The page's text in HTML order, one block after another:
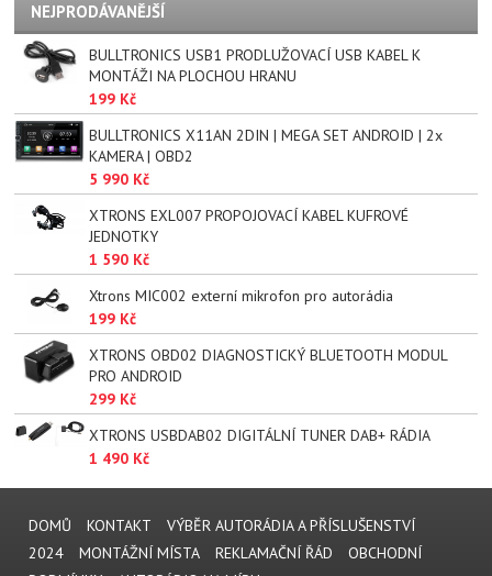
NEJPRODÁVANĚJŠÍ
BULLTRONICS USB1 PRODLUŽOVACÍ USB KABEL K
MONTÁŽI NA PLOCHOU HRANU
199 Kč
BULLTRONICS X11AN 2DIN | MEGA SET ANDROID | 2x
KAMERA | OBD2
5 990 Kč
XTRONS EXL007 PROPOJOVACÍ KABEL KUFROVÉ
JEDNOTKY
1 590 Kč
Xtrons MIC002 externí mikrofon pro autorádia
199 Kč
XTRONS OBD02 DIAGNOSTICKÝ BLUETOOTH MODUL
PRO ANDROID
299 Kč
XTRONS USBDAB02 DIGITÁLNÍ TUNER DAB+ RÁDIA
1 490 Kč
DOMŮ KONTAKT
VÝBĚR AUTORÁDIA A PŘÍSLUŠENSTVÍ
2024
MONTÁŽNÍ MÍSTA REKLAMAČNÍ ŘÁD
OBCHODNÍ